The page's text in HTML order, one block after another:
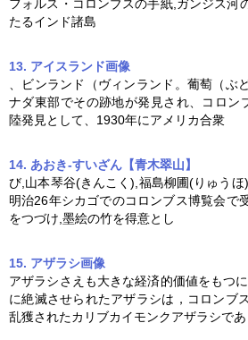
フォルス・ コロンブスの手紙,ガンジス河
たるインド諸島
13. アイスランド画像
、ビンランド（ヴィンランド。葡萄（ぶ
ナダ東部でその跡地が発見され、 コロン
陸発見として、1930年にアメリカ合衆
14. あおき-すいざん【青木翠山】
び,山本琴谷(きんこく),福島柳圃(りゅうほ
明治26年シカゴでのコロンブス博覧会で
をつづけ,墨絵の竹を得意とし
15. アザラシ画像
アザラシさえも大きな経済的価値をもつ
に絶滅させられたアザラシは， コロンブス
乱獲されたカリブカイモンクアザラシであ